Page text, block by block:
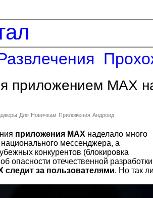
приложением MAX
Для Новичкам Приложения Андроид
приложения MAX наделало много
мессенджера, а
конкурентов (блокировка
опасности отечественной
следит за пользователями. Но так